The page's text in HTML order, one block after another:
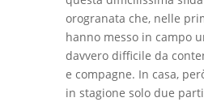
orogranata che, nelle
hanno messo in campo
davvero difficile da
e compagne. In casa,
in stagione solo due